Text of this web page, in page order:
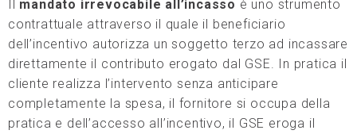
Il mandato irrevocabile all’incasso è uno strumento
contrattuale attraverso il quale il beneficiario
dell’incentivo autorizza un soggetto terzo ad incassare
direttamente il contributo erogato dal GSE. In pratica il
cliente realizza l’intervento senza anticipare
completamente la spesa, il fornitore si occupa della
pratica e dell’accesso all’incentivo, il GSE eroga il